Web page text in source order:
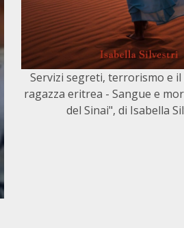
Servizi segreti, terrorismo e
ragazza eritrea - Sangue e
del Sinai", di Isabella